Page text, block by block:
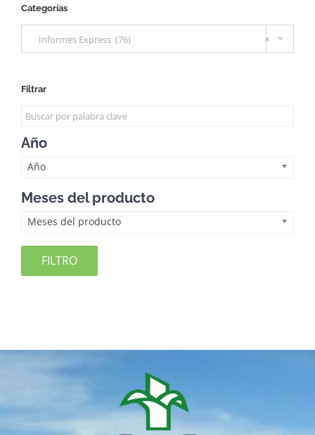
Categorías
×
Informes Express (76)
Filtrar
Año
Año
Meses del producto
Meses del producto
FILTRO